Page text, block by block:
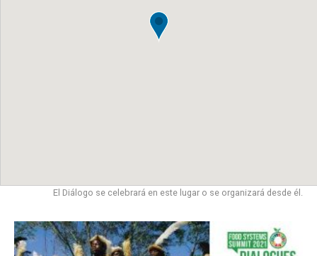
El Diálogo se celebrará en este lugar o se organizará desde él.